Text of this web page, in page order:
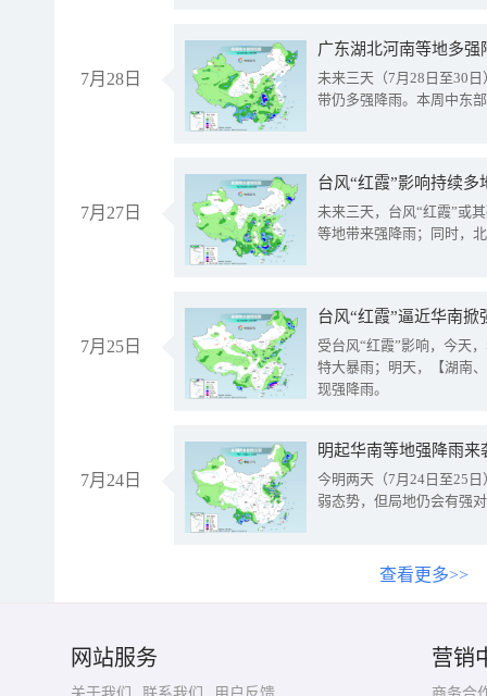
7月28日
广东湖北河南等地多
未来三天（7月28日至30
带仍多强降雨。本周中东
7月27日
台风“红霞”影响持续
未来三天，台风“红霞”或
等地带来强降雨；同时，
7月25日
台风“红霞”逼近华南
受台风“红霞”影响，今天
特大暴雨；明天，【湖南
现强降雨。
7月24日
明起华南等地强降雨
今明两天（7月24日至25
弱态势，但局地仍会有强
查看更多>>
网站服务 营销